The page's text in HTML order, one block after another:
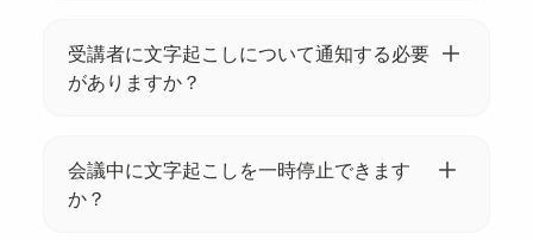
フランス語、ドイツ語など35以上の言語に翻
訳することをサポートしています。リストか
ら希望する言語を選択してください。
受講者に文字起こしについて通知する必要
がありますか？
とを会議の出席者に通知できます。Tactiq ウ
ィジェットを使用して自動メッセージを送信
します。
会議中に文字起こしを一時停止できます
か？